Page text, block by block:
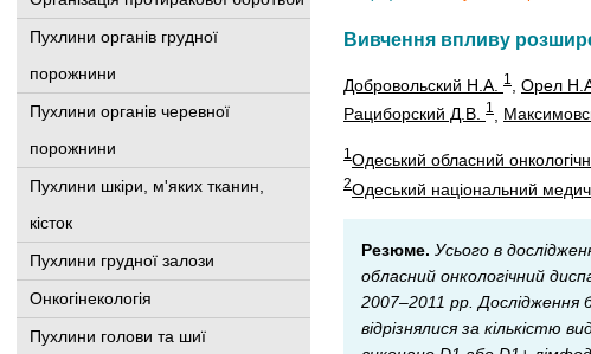
Пухлини органів грудної
порожнини
Пухлини органів черевної
порожнини
Пухлини шкіри, м'яких тканин,
кісток
Пухлини грудної залози
Онкогінекологія
Пухлини голови та шиї
Вивчення впливу
Добровольский Н.А. 1 Орел
Рациборский Д.В. 1
1 Одеський обласний
2Одеський національний
Резюме. Усього в
обласний онкологічний
2007–2011 рр. Дослідження
відрізнялися за кількістю